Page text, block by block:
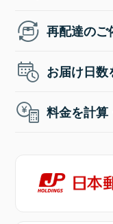
再配達のご
お届け日数
料金を計算